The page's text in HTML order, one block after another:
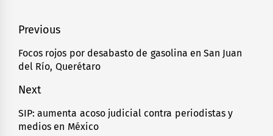
Navegación
de
entradas
Previous
Previous
post:
Focos rojos por desabasto de gasolina en San Juan
del Río, Querétaro
Next
Next
post:
SIP: aumenta acoso judicial contra periodistas y
medios en México